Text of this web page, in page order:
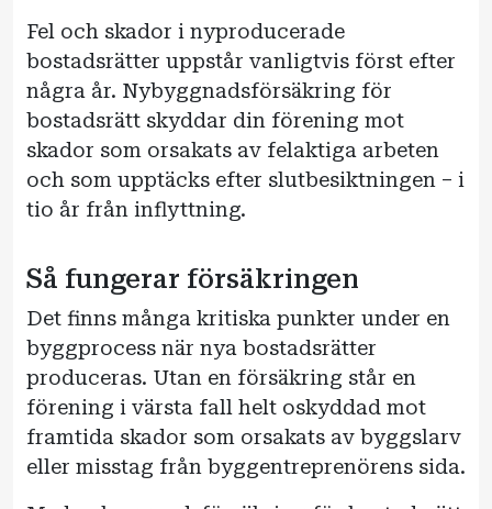
Fel och skador i nyproducerade
bostadsrätter uppstår vanligtvis först efter
några år. Nybyggnadsförsäkring för
bostadsrätt skyddar din förening mot
skador som orsakats av felaktiga arbeten
och som upptäcks efter slutbesiktningen – i
tio år från inflyttning.
Så fungerar försäkringen
Det finns många kritiska punkter under en
byggprocess när nya bostadsrätter
produceras. Utan en försäkring står en
förening i värsta fall helt oskyddad mot
framtida skador som orsakats av byggslarv
eller misstag från byggentreprenörens sida.